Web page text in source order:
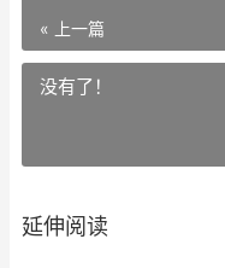
« 上一篇
没有了！
延伸阅读